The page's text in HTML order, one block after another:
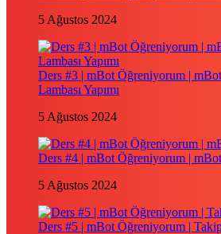
5 Ağustos 2024
Ders #3 | mBot Öğreniyorum |
Lambası Yapımı
5 Ağustos 2024
Ders #4 | mBot Öğreniyorum |
5 Ağustos 2024
Ders #5 | mBot Öğreniyorum |